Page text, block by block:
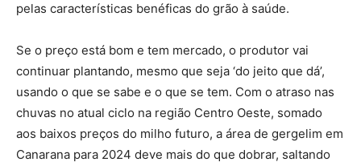
pelas características benéficas do grão à saúde.
Se o preço está bom e tem mercado, o produtor vai
continuar plantando, mesmo que seja ‘do jeito que dá’,
usando o que se sabe e o que se tem. Com o atraso nas
chuvas no atual ciclo na região Centro Oeste, somado
aos baixos preços do milho futuro, a área de gergelim em
Canarana para 2024 deve mais do que dobrar, saltando